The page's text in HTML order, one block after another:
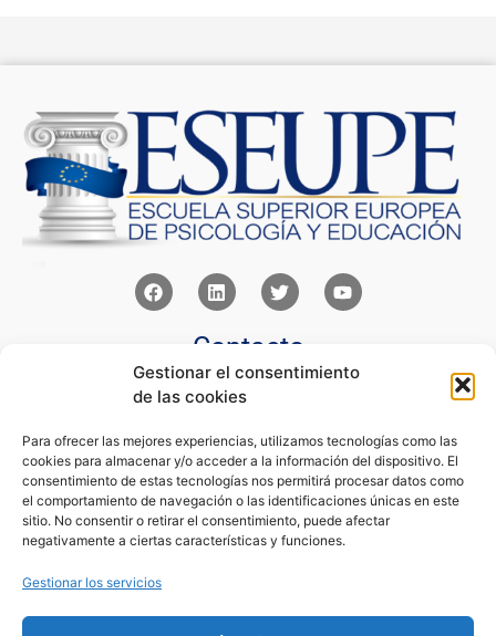
Gestionar el consentimiento
de las cookies
Para ofrecer las mejores experiencias, utilizamos tecnologías como las
cookies para almacenar y/o acceder a la información del dispositivo. El
consentimiento de estas tecnologías nos permitirá procesar datos como
el comportamiento de navegación o las identificaciones únicas en este
sitio. No consentir o retirar el consentimiento, puede afectar
negativamente a ciertas características y funciones.
Gestionar los servicios
Contacto
Av Juan XXIII 15b Pozuelo de Alarcón – Madrid
+34 91 352 77 28
Links
Norlan Digital Marketing Para Psicólogos
Psicólogos Pozuelo
Psicología Para Tod@s